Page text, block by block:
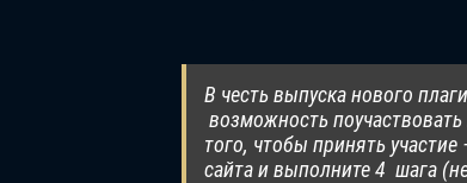
В честь выпуска нового
возможность
того, чтобы принять
сайта и выполните 4 шага (